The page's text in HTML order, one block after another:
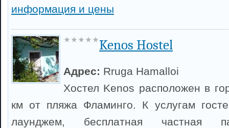
информация и цены
Kenos Hostel
Адрес: Rruga Hamalloi
Хостел Kenos расположен в
км от пляжа Фламинго. К услугам
лаунджем, бесплатная частная